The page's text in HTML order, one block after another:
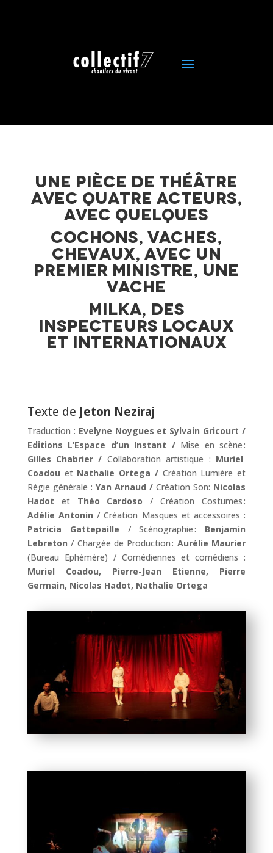
Une pièce de théâtre
avec quatre acteurs,
avec quelques
cochons, vaches,
chevaux, avec un
premier ministre, une
vache
Milka, des
inspecteurs locaux
et internationaux
Texte de Jeton Neziraj
Traduction : Evelyne Noygues et Sylvain Gricourt /
Editions L’Espace d’un Instant / Mise en scène :
Gilles Chabrier / Collaboration artistique : Muriel
Coadou et Nathalie Ortega / Création Lumière et
Régie générale : Yan Arnaud /Création Son: Nicolas
Hadot et Théo Cardoso /Création Costumes :
Adélie Antonin /Création Masques et accessoires :
Patricia
Gattepaille /Scénographie : Benjamin
Lebreton / Chargée de Production : Aurélie Maurier
(Bureau Ephémère) / Comédiennes et comédiens :
Muriel Coadou, Pierre-Jean Etienne, Pierre
Germain, Nicolas Hadot, Nathalie Ortega